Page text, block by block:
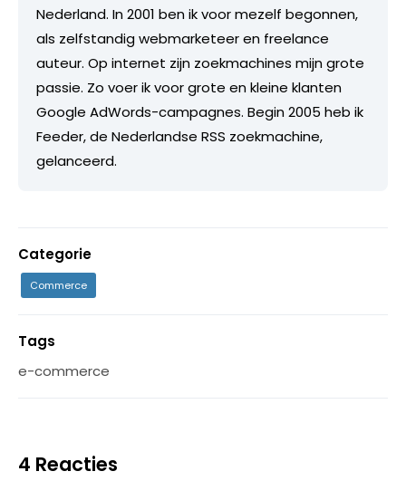
Nederland. In 2001 ben ik voor mezelf begonnen,
als zelfstandig webmarketeer en freelance
auteur. Op internet zijn zoekmachines mijn grote
passie. Zo voer ik voor grote en kleine klanten
Google AdWords-campagnes. Begin 2005 heb ik
Feeder, de Nederlandse RSS zoekmachine,
gelanceerd.
Categorie
Commerce
Tags
e-commerce
4 Reacties